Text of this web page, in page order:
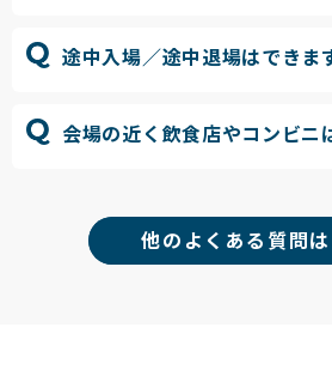
途中入場／途中退場はできま
会場の近く飲食店やコンビニ
他のよくある質問